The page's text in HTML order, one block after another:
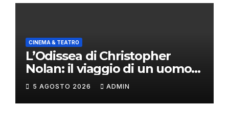
CINEMA & TEATRO
L’Odissea di Christopher
Nolan: il viaggio di un uomo
oltre il mito
5 AGOSTO 2026 ADMIN